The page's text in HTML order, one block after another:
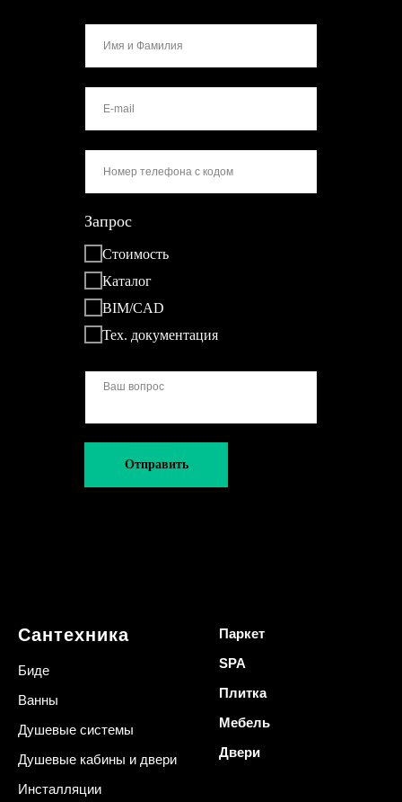
Запрос
Стоимость
Каталог
BIM/CAD
Тех. документация
Отправить
Сантехника
Биде
Ванны
Душевые системы
Душевые кабины и двери
Инсталляции
Паркет
SPA
Плитка
Мебель
Двери